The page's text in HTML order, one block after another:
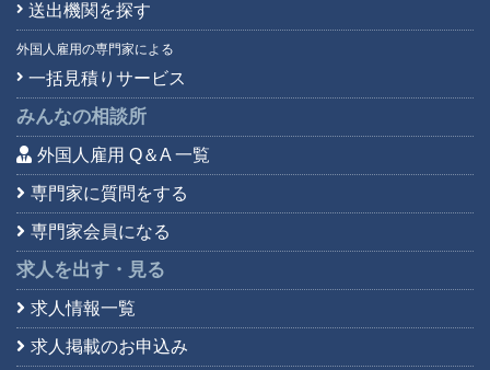
送出機関を探す
外国人雇用の専門家による
一括見積りサービス
みんなの相談所
外国人雇用 Q＆A 一覧
専門家に質問をする
専門家会員になる
求人を出す・見る
求人情報一覧
求人掲載のお申込み